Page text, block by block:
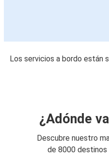
Los servicios a bordo están
¿Adónde
Descubre nuestro
de 8000 destinos